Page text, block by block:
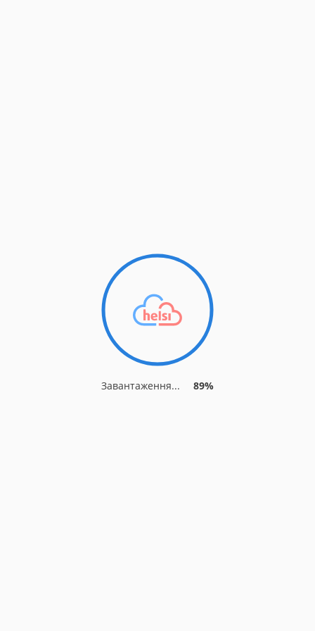
Завантаження... 89%